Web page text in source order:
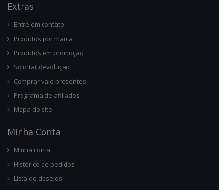
ExtRas
Entre em contato
Produtos por marca
Produtos em promoção
Solicitar devolução
Comprar vale presentes
Programa de afiliados
Mapa do site
Minha Conta
Minha conta
Histórico de pedidos
Lista de desejos